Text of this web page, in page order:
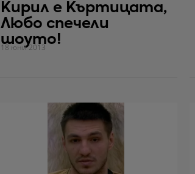
Кирил е Къртицата,
Любо спечели
шоуто!
18 юни 2013